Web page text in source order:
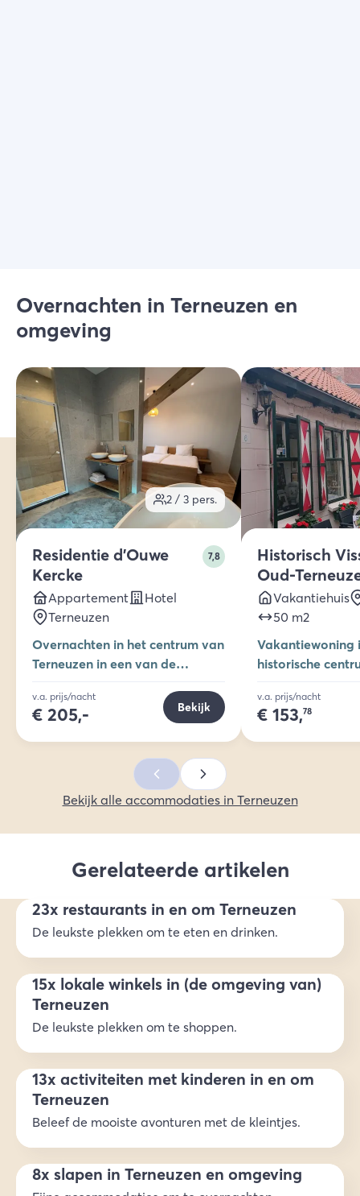
Overnachten in Terneuzen en
omgeving
2 / 3 pers.
Residentie d'Ouwe
Kercke
7,8
Appartement
Hotel
Terneuzen
Overnachten in het centrum van
Terneuzen in een van de
d'Ouwe Kercke
v.a. prijs/nacht
€ 205,- Bekijk
Historisch
Oud-
Vakantiehuis
50 m2
Vakantiewoning
historische
v.a. prijs/nacht
€ 153,78
Bekijk alle accommodaties in Terneuzen
Gerelateerde artikelen
23x restaurants in en om Terneuzen
De leukste plekken om te eten en drinken.
15x lokale winkels in (de omgeving van)
Terneuzen
De leukste plekken om te shoppen.
13x activiteiten met kinderen in en om
Terneuzen
Beleef de mooiste avonturen met de kleintjes.
8x slapen in Terneuzen en omgeving